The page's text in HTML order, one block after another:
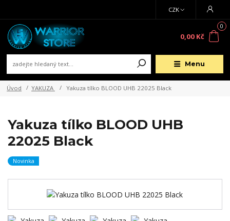
Menu
CZK
0
0,00 Kč
Úvod YAKUZA Yakuza tílko BLOOD UHB 22025 Black
Yakuza tílko BLOOD UHB
22025 Black
Novinka